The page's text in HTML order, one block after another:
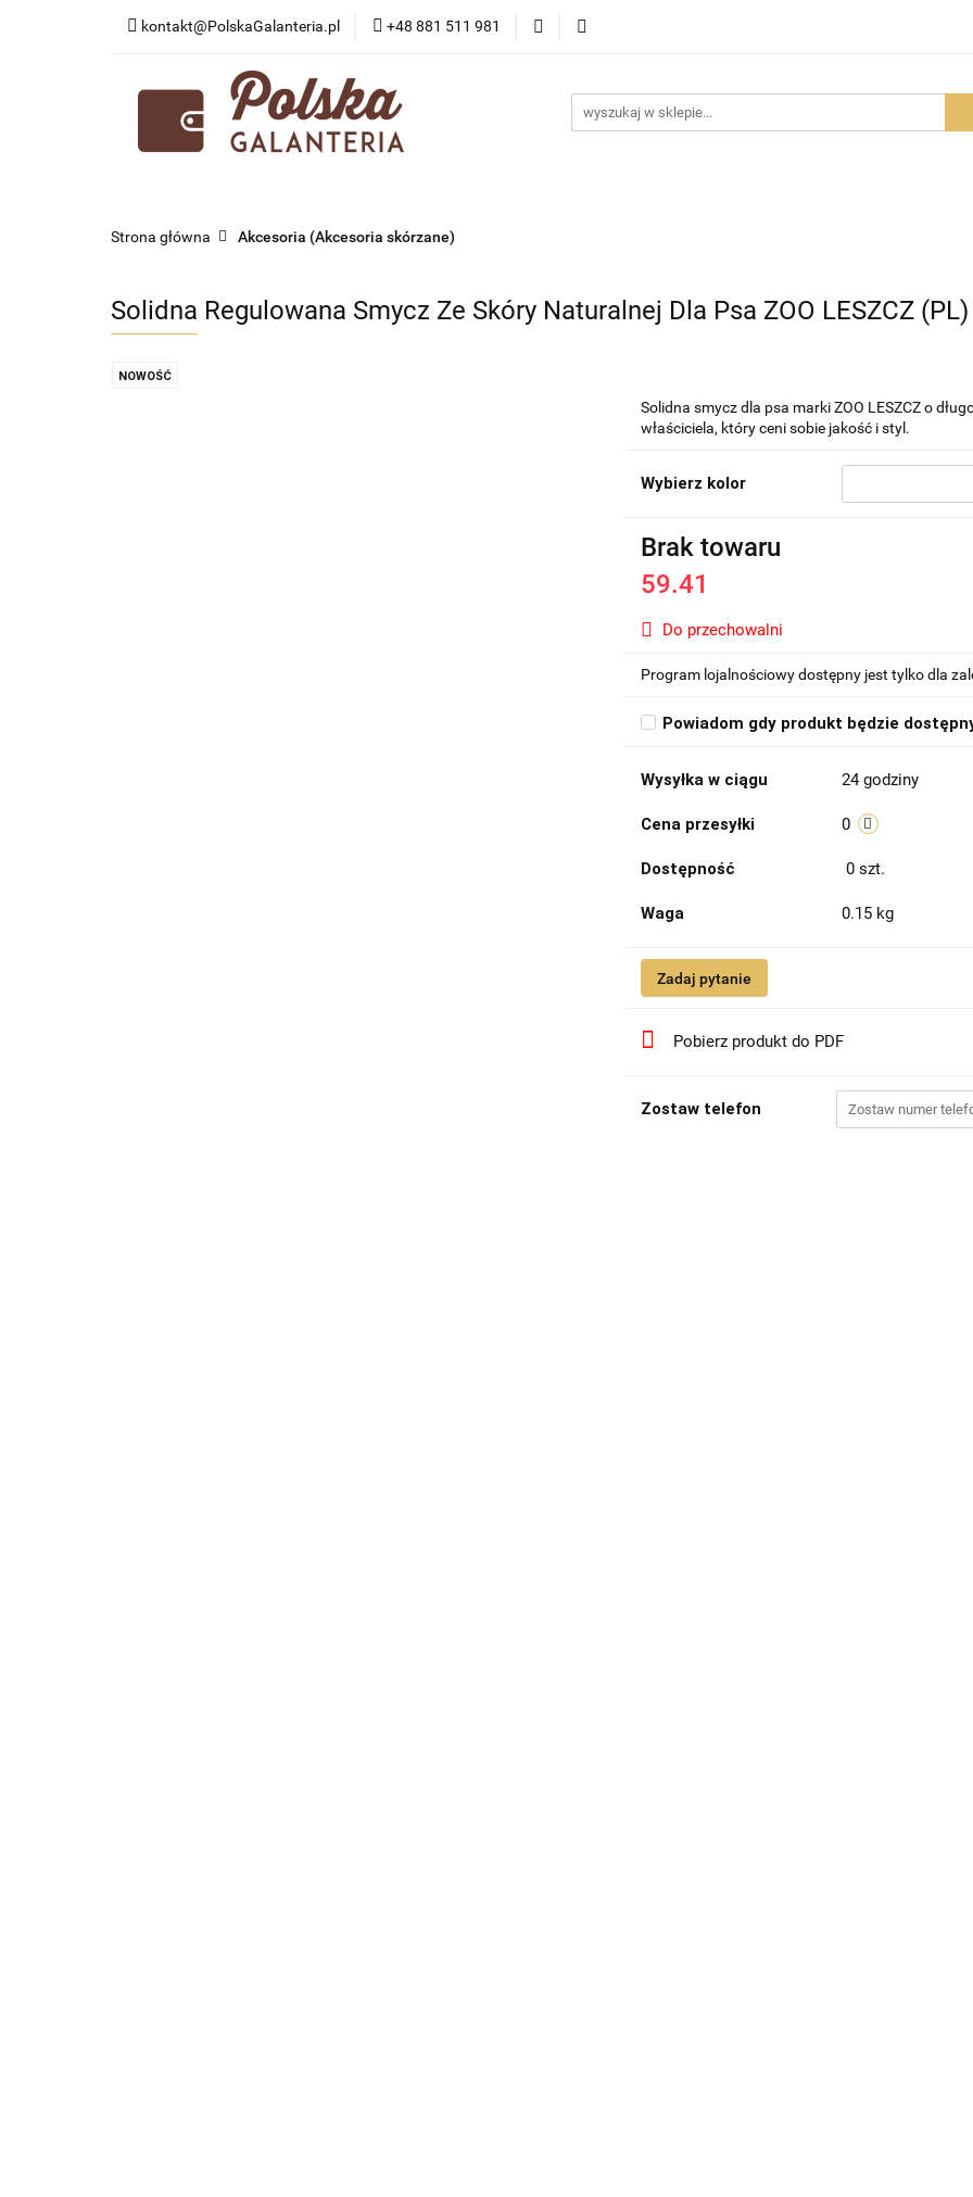
kontakt@PolskaGalanteria.pl +48 881 511 981
KATEGORIE NOWOŚCI PROMOCJE
PORADY I AKTUALNOŚCI
Strona główna Akcesoria (Akcesoria skórzane)
Solidna Regulowana Smycz Ze Skóry Naturalnej Dla Psa ZOO LESZCZ
NOWOŚĆ
Solidna smycz dla psa marki ZOO LESZCZ o
właściciela, który ceni sobie jakość i styl.
Wybierz kolor
Brak towaru
59.41
Do przechowalni
Program lojalnościowy dostępny jest tylko dla
Powiadom gdy produkt będzie
Wysyłka w ciągu 24 godziny
Cena przesyłki 0
Dostępność 0 szt.
Waga 0.15 kg
Zadaj pytanie
Pobierz produkt do PDF
Zostaw telefon